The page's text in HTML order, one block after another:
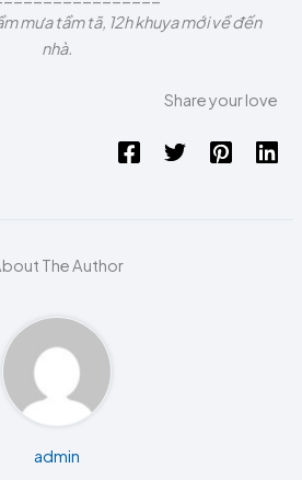
mưa tầm tã, 12h khuya mới về đến
nhà.
Share your love
The Author
admin